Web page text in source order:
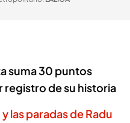
suma 30 puntos
de su historia
las paradas de Radu